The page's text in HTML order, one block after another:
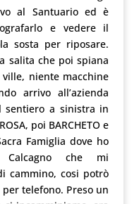
al Santuario ed è
e vedere il
sosta per riposare.
salita che poi spiana
niente macchine
arrivo all’azienda
sentiero a sinistra in
poi BARCHETO e
Famiglia dove ho
Calcagno che mi
cammino, cosi potrò
telefono. Preso un